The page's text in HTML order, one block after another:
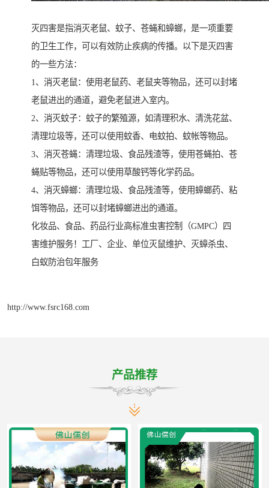
灭四害是指消灭老鼠、蚊子、苍蝇和蟑螂，是一项重要
的卫生工作，可以有效防止疾病的传播。以下是灭四害
的一些方法：
1、消灭老鼠：使用老鼠药、老鼠夹等物品，还可以封堵
老鼠进出的通道，避免老鼠进入室内。
2、消灭蚊子：蚊子的繁殖源，如清理积水、清洗花盆、
清理垃圾等，还可以使用蚊香、电蚊拍、蚊帐等物品。
3、消灭苍蝇：清理垃圾、食品残渣等，使用苍蝇拍、苍
蝇贴等物品，还可以使用草酸钙等化学药品。
4、消灭蟑螂：清理垃圾、食品残渣等，使用蟑螂药、粘
饵等物品，还可以封堵蟑螂进出的通道。
化妆品、食品、药品行业高标准虫害控制（GMPC）四
害维护服务！工厂、企业、单位灭鼠维护、灭蟑杀虫、
白蚁防治包年服务
http://www.fsrc168.com
产品推荐